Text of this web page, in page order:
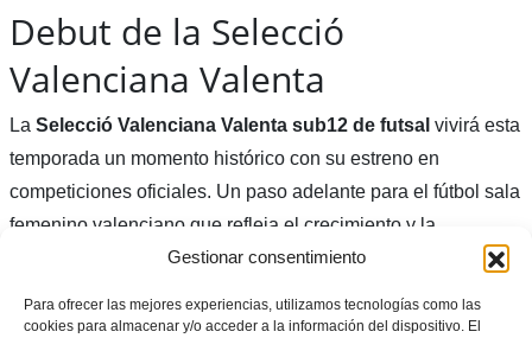
Gestionar consentimiento
Para ofrecer las mejores experiencias, utilizamos tecnologías como las
cookies para almacenar y/o acceder a la información del dispositivo. El
Debut de la Selecció
Valenciana Valenta
La Selecció Valenciana Valenta sub12 de futsal vivirá esta
temporada un momento histórico con su estreno en
competiciones oficiales. Un paso adelante para el fútbol sala
femenino valenciano que refleja el crecimiento y la
consolidación del trabajo realizado durante los últimos años.